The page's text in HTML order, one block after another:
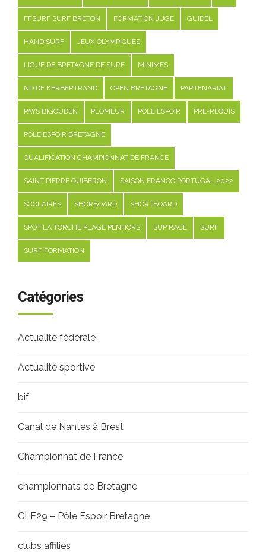
FFSURF SURF BRETON FORMATION JUGE GUIDEL
HANDISURF JEUX OLYMPIQUES
LIGUE DE BRETAGNE DE SURF MINIMES
ND DE KERBERTRAND OPEN BRETAGNE PARTENARIAT
PAYS BIGOUDEN PLOMEUR POLE ESPOIR PRÉ-REQUIS
PÔLE ESPOIR BRETAGNE
QUALIFICATION CHAMPIONNAT DE FRANCE
SAINT PIERRE QUIBERON SAISON FRANCO PORTUGAL 2022
SCOLAIRES SHORBOARD SHORTBOARD
SPOT LA TORCHE PLAGE PENHORS SUP RACE SURF
SURF FORMATION
Catégories
Actualité fédérale
Actualité sportive
bif
Canal de Nantes à Brest
Championnat de France
championnats de Bretagne
CLE29 – Pôle Espoir Bretagne
clubs affiliés